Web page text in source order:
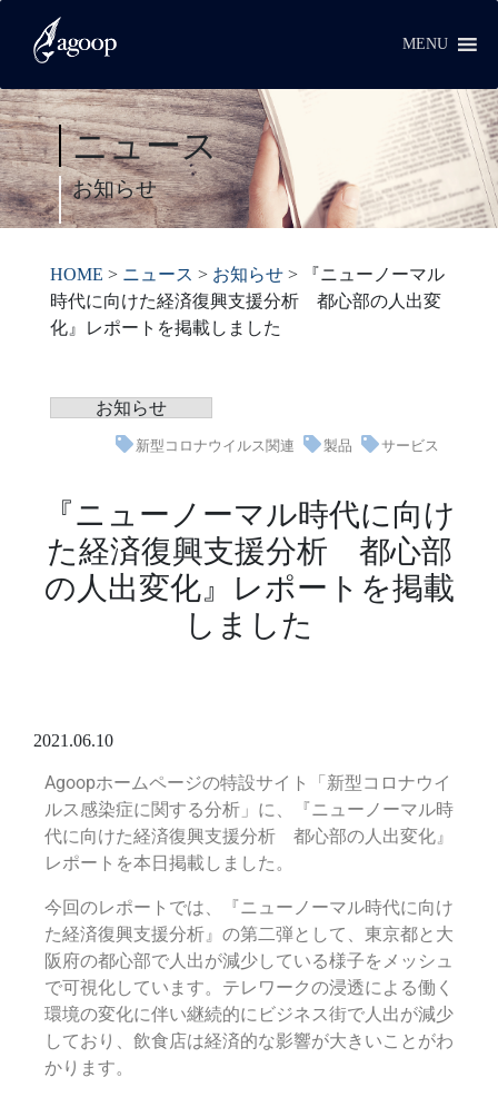
MENU
ニュース
お知らせ
HOME > ニュース > お知らせ>
『ニューノーマル
時代に向けた経済復興支援分析 都心部の人出変
化』レポートを掲載しました
お知らせ
新型コロナウイルス関連 製品 サービス
『ニューノーマル時代に向け
た経済復興支援分析 都心部
の人出変化』レポートを掲載
しました
2021.06.10
Agoopホームページの特設サイト「新型コロナウイ
ルス感染症に関する分析」に、『ニューノーマル時
代に向けた経済復興支援分析 都心部の人出変化』
レポート を本日掲載しました。
今回のレポートでは、 『ニューノーマル時代に向け
た経済復興支援分析』 の第二弾として、 東京都と大
阪府の都心部で人出が減少している様子をメッシュ
で可視化しています。 テレワークの浸透による働く
環境の変化に伴い継続的に ビジネス街で人出が減少
しており、飲食店は経済的な影響が大きいことがわ
かります。